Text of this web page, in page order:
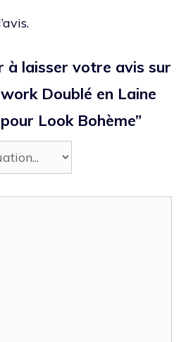
à laisser votre avis sur
Doublé en Laine
Look Bohème”